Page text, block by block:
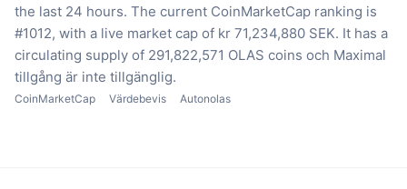
the last 24 hours. The current CoinMarketCap ranking is
#1012, with a live market cap of kr 71,234,880 SEK. It has a
circulating supply of 291,822,571 OLAS coins och Maximal
tillgång är inte tillgänglig.
CoinMarketCap Värdebevis Autonolas